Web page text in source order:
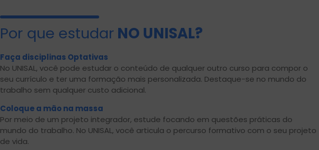
Por que estudar NO UNISAL?
Faça disciplinas Optativas
No UNISAL, você pode estudar o conteúdo de qualquer outro curso para compor o
seu currículo e ter uma formação mais personalizada. Destaque-se no mundo do
trabalho sem qualquer custo adicional.
Coloque a mão na massa
Por meio de um projeto integrador, estude focando em questões práticas do
mundo do trabalho. No UNISAL, você articula o percurso formativo com o seu projeto
de vida.